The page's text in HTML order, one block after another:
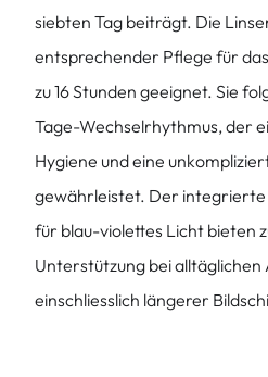
siebten Tag beiträgt. Die
entsprechender Pflege für
zu 16 Stunden geeignet. Sie
Tage-Wechselrhythmus, der
Hygiene und eine
gewährleistet. Der
für blau-violettes Licht bieten
Unterstützung bei
einschliesslich längerer